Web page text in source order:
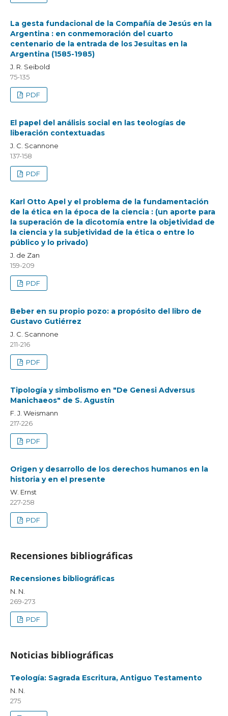
La gesta fundacional de la Compañía de Jesús en la
Argentina : en conmemoración del cuarto
centenario de la entrada de los Jesuitas en la
Argentina (1585-1985)
J. R. Seibold
75-135
PDF
El papel del análisis social en las teologías de
liberación contextuadas
J. C. Scannone
137-158
PDF
Karl Otto Apel y el problema de la fundamentación
de la ética en la época de la ciencia : (un aporte para
la superación de la dicotomía entre la objetividad de
la ciencia y la subjetividad de la ética o entre lo
público y lo privado)
J. de Zan
159-209
PDF
Beber en su propio pozo: a propósito del libro de
Gustavo Gutiérrez
J. C. Scannone
211-216
PDF
Tipología y simbolismo en "De Genesi Adversus
Manichaeos" de S. Agustín
F. J. Weismann
217-226
PDF
Origen y desarrollo de los derechos humanos en la
historia y en el presente
W. Ernst
227-258
PDF
Recensiones bibliográficas
Recensiones bibliográficas
N. N.
269-273
PDF
Noticias bibliográficas
Teología: Sagrada Escritura, Antiguo Testamento
N. N.
275